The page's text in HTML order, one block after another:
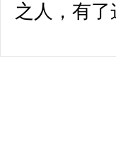
之人，有